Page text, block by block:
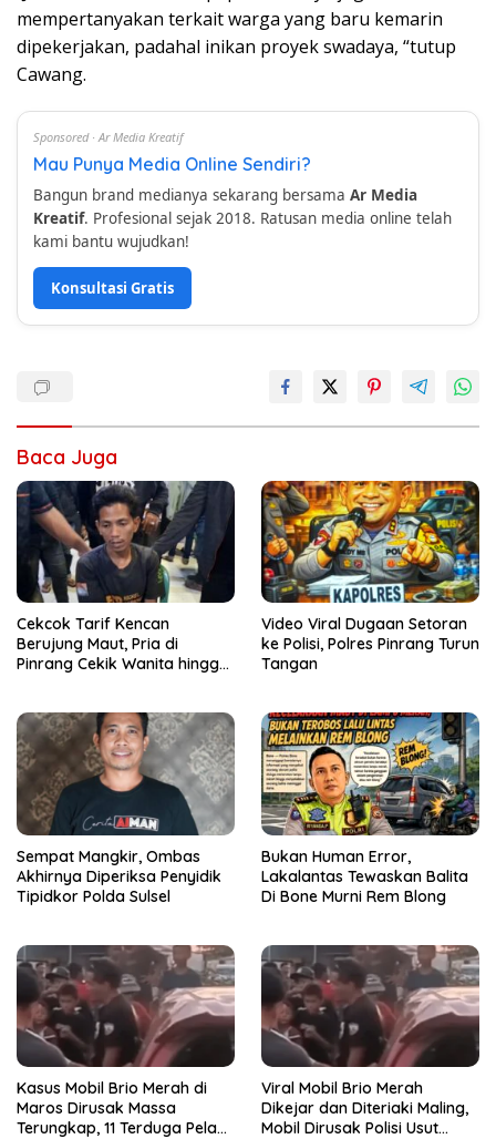
mempertanyakan terkait warga yang baru kemarin
dipekerjakan, padahal inikan proyek swadaya, “tutup
Cawang.
Sponsored · Ar Media Kreatif
Mau Punya Media Online Sendiri?
Bangun brand medianya sekarang bersama Ar Media
Kreatif. Profesional sejak 2018. Ratusan media online telah
kami bantu wujudkan!
Konsultasi Gratis
Baca Juga
Cekcok Tarif Kencan
Berujung Maut, Pria di
Pinrang Cekik Wanita hingga
Video Viral Dugaan Setoran
ke Polisi, Polres Pinrang Turun
Tangan
Sempat Mangkir, Ombas
Akhirnya Diperiksa Penyidik
Tipidkor Polda Sulsel
Bukan Human Error,
Lakalantas Tewaskan Balita
Di Bone Murni Rem Blong
Kasus Mobil Brio Merah di
Maros Dirusak Massa
Terungkap, 11 Terduga Pelaku
Viral Mobil Brio Merah
Dikejar dan Diteriaki Maling,
Mobil Dirusak Polisi Usut